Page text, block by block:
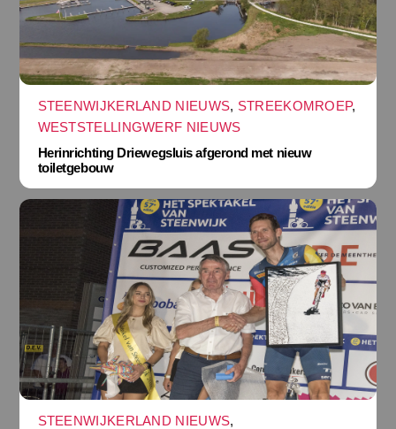
STEENWIJKERLAND NIEUWS, STREEKOMROEP,
WESTSTELLINGWERF NIEUWS
Herinrichting Driewegsluis afgerond met nieuw
toiletgebouw
STEENWIJKERLAND NIEUWS,